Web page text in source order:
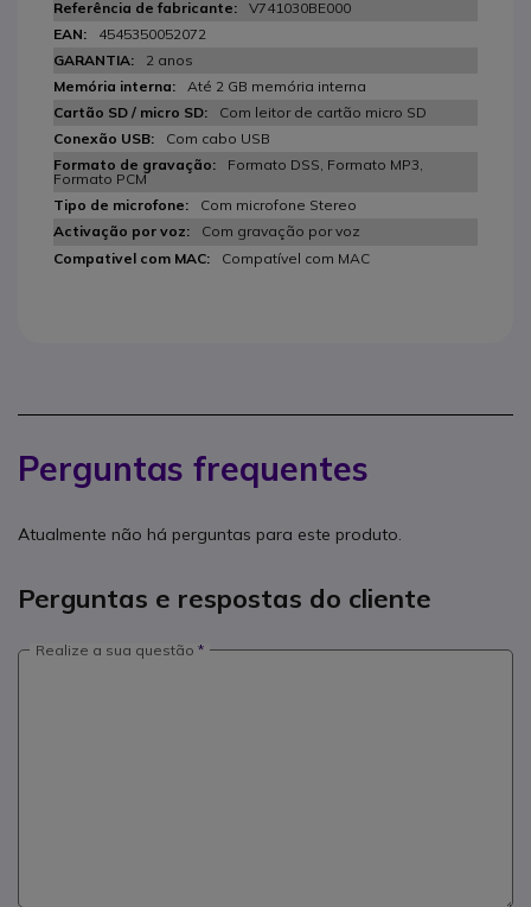
V741030BE000
4545350052072
2 anos
Até 2 GB memória interna
Com leitor de cartão micro SD
Com cabo USB
Formato DSS, Formato MP3,
Formato PCM
Com microfone Stereo
Com gravação por voz
Compatível com MAC
Perguntas frequentes
Atualmente não há perguntas para este produto.
Perguntas e respostas do cliente
Realize a sua questão